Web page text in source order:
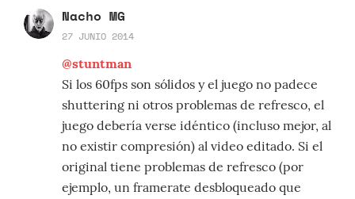
Nacho MG
27 JUNIO 2014
@stuntman
Si los 60fps son sólidos y el juego no padece
shuttering ni otros problemas de refresco, el
juego debería verse idéntico (incluso mejor, al
no existir compresión) al video editado. Si el
original tiene problemas de refresco (por
ejemplo, un framerate desbloqueado que